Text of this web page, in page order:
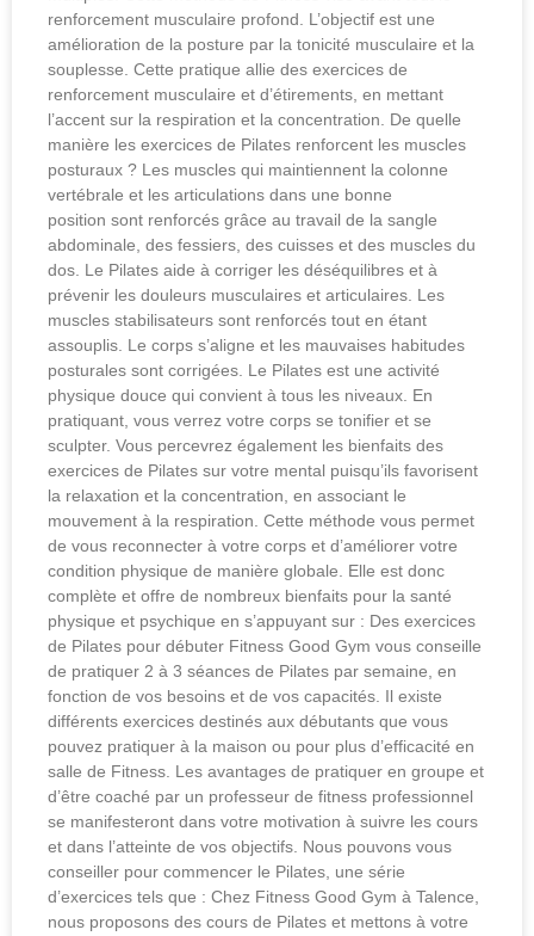
renforcement musculaire profond. L’objectif est une
amélioration de la posture par la tonicité musculaire et la
souplesse. Cette pratique allie des exercices de
renforcement musculaire et d’étirements, en mettant
l’accent sur la respiration et la concentration. De quelle
manière les exercices de Pilates renforcent les muscles
posturaux ? Les muscles qui maintiennent la colonne
vertébrale et les articulations dans une bonne
position sont renforcés grâce au travail de la sangle
abdominale, des fessiers, des cuisses et des muscles du
dos. Le Pilates aide à corriger les déséquilibres et à
prévenir les douleurs musculaires et articulaires. Les
muscles stabilisateurs sont renforcés tout en étant
assouplis. Le corps s’aligne et les mauvaises habitudes
posturales sont corrigées. Le Pilates est une activité
physique douce qui convient à tous les niveaux. En
pratiquant, vous verrez votre corps se tonifier et se
sculpter. Vous percevrez également les bienfaits des
exercices de Pilates sur votre mental puisqu’ils favorisent
la relaxation et la concentration, en associant le
mouvement à la respiration. Cette méthode vous permet
de vous reconnecter à votre corps et d’améliorer votre
condition physique de manière globale. Elle est donc
complète et offre de nombreux bienfaits pour la santé
physique et psychique en s’appuyant sur : Des exercices
de Pilates pour débuter Fitness Good Gym vous conseille
de pratiquer 2 à 3 séances de Pilates par semaine, en
fonction de vos besoins et de vos capacités. Il existe
différents exercices destinés aux débutants que vous
pouvez pratiquer à la maison ou pour plus d’efficacité en
salle de Fitness. Les avantages de pratiquer en groupe et
d’être coaché par un professeur de fitness professionnel
se manifesteront dans votre motivation à suivre les cours
et dans l’atteinte de vos objectifs. Nous pouvons vous
conseiller pour commencer le Pilates, une série
d’exercices tels que : Chez Fitness Good Gym à Talence,
nous proposons des cours de Pilates et mettons à votre